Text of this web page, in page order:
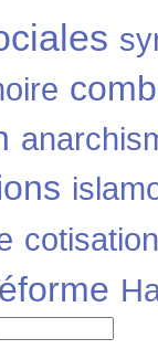
cotisation